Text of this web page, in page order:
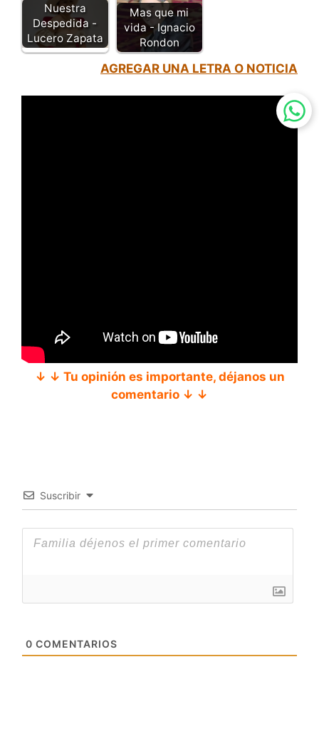
Nuestra
Despedida -
Lucero Zapata
Mas que mi
vida - Ignacio
Rondon
AGREGAR UNA LETRA O NOTICIA
↓ ↓ Tu opinión es importante, déjanos un
comentario ↓ ↓
Suscribir
0 COMENTARIOS